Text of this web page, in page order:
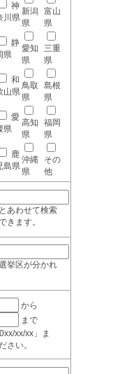
神
川県
新潟
県
富山
県
静
県
愛知
県
三重
県
和
山県
鳥取
県
島根
県
愛
県
高知
県
福岡
県
鹿
島県
沖縄
県
その
他
あわせて検索
きます。
挙区が分かれ
から
まで
xx/xx」ま
い。